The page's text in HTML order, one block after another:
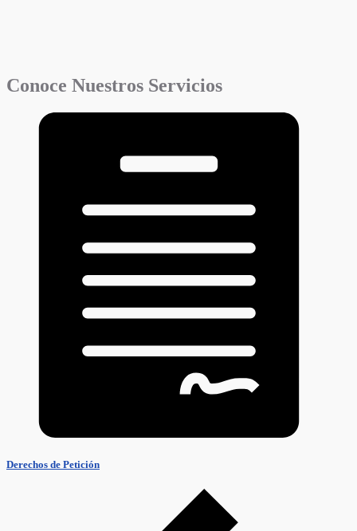
Conoce Nuestros Servicios
Derechos de Petición